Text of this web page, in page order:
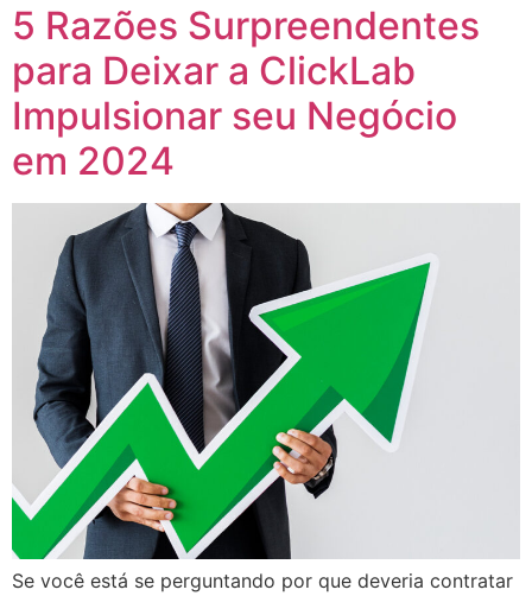
5 Razões Surpreendentes
para Deixar a ClickLab
Impulsionar seu Negócio
em 2024
Se você está se perguntando por que deveria contratar